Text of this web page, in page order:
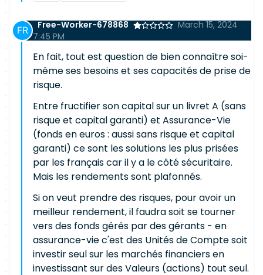
Free-Worker-678868
March 15, 2024
7:45 PM
En fait, tout est question de bien connaître soi-
même ses besoins et ses capacités de prise de
risque.
Entre fructifier son capital sur un livret A (sans
risque et capital garanti) et Assurance-Vie
(fonds en euros : aussi sans risque et capital
garanti) ce sont les solutions les plus prisées
par les français car il y a le côté sécuritaire.
Mais les rendements sont plafonnés.
Si on veut prendre des risques, pour avoir un
meilleur rendement, il faudra soit se tourner
vers des fonds gérés par des gérants - en
assurance-vie c'est des Unités de Compte soit
investir seul sur les marchés financiers en
investissant sur des Valeurs (actions) tout seul.